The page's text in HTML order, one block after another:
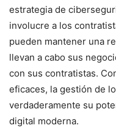
estrategia de
involucre a los
pueden mantener ‍una
llevan a cabo sus
con sus contratistas.
eficaces, la gestión ⁣de
verdaderamente su
digital moderna.